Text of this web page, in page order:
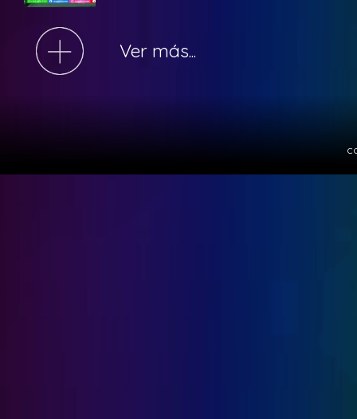
Ver más...